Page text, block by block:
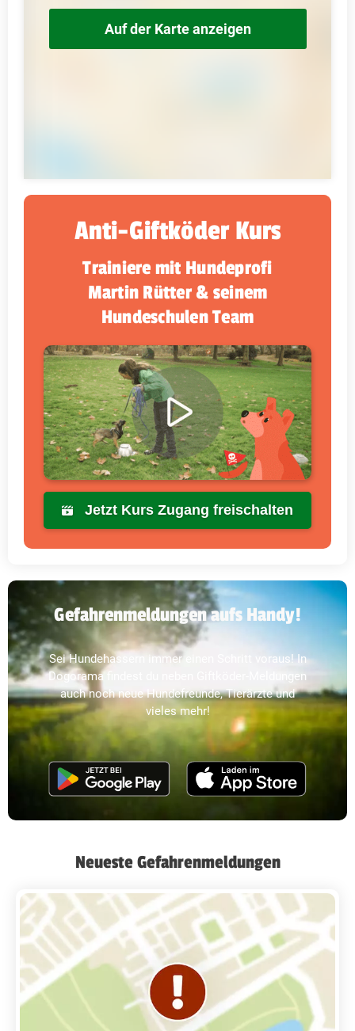
Auf der Karte anzeigen
Anti-Giftköder Kurs
Trainiere mit Hundeprofi
Martin Rütter & seinem
Hundeschulen Team
Jetzt Kurs Zugang freischalten
Gefahrenmeldungen aufs Handy!
Sei Hundehassern immer einen Schritt voraus! In
Dogorama findest du neben Giftköder-Meldungen
auch noch neue Hundefreunde, Tierärzte und
vieles mehr!
Neueste Gefahrenmeldungen